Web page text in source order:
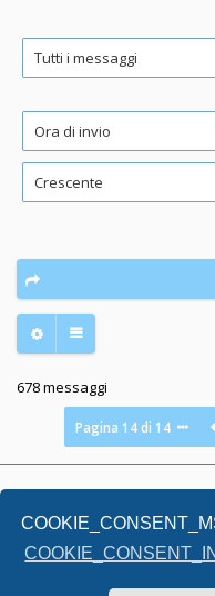
678 messaggi
Pagina14di14
Home